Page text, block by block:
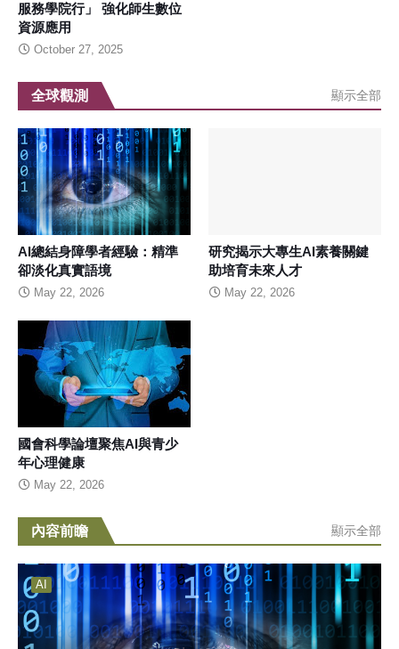
服務學院行」 強化師生數位
資源應用
October 27, 2025
全球觀測 顯示全部
AI總結身障學者經驗：精準
卻淡化真實語境
May 22, 2026
研究揭示大專生AI素養關鍵
助培育未來人才
May 22, 2026
國會科學論壇聚焦AI與青少
年心理健康
May 22, 2026
內容前瞻 顯示全部
AI